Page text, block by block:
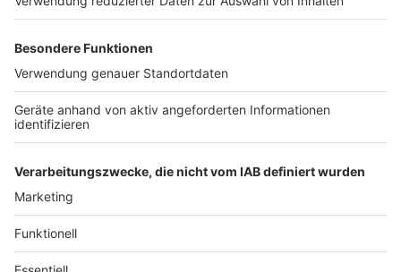
Matcha, Münsteraner Kiepenkerl und Pomelo - das ist
die ANTENNE MÜNSTER-Hörer Rafael und sein Team
bei TeeGschwendner an der Salzstraße verkaufen.
Malena Stöhler und Jonas Menke aus dem ANTENNE
MÜNSTER-Frühteam haben leckere Brötchen vom
guten Bäcker Krimphove vorbeigebracht und durften
Anzeige